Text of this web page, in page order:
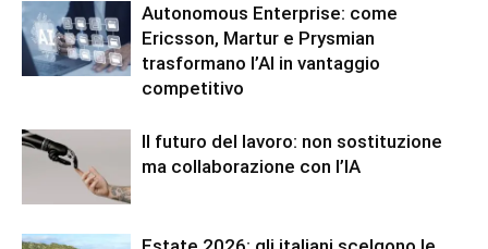
Autonomous Enterprise: come
Ericsson, Martur e Prysmian
trasformano l’AI in vantaggio
competitivo
Il futuro del lavoro: non sostituzione
ma collaborazione con l’IA